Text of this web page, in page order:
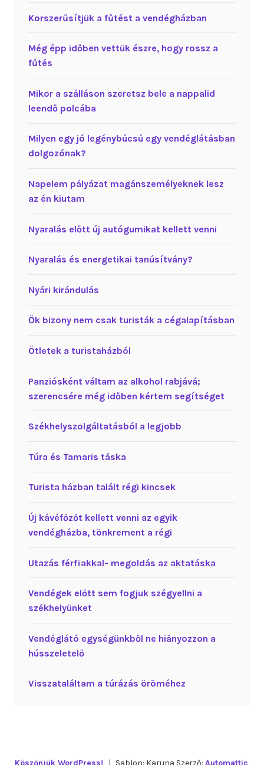
Korszerűsítjük a fűtést a vendégházban
Még épp időben vettük észre, hogy rossz a
fűtés
Mikor a szálláson szeretsz bele a nappalid
leendő polcába
Milyen egy jó legénybúcsú egy vendéglátásban
dolgozónak?
Napelem pályázat magánszemélyeknek lesz
az én kiutam
Nyaralás előtt új autógumikat kellett venni
Nyaralás és energetikai tanúsítvány?
Nyári kirándulás
Ők bizony nem csak turisták a cégalapításban
Ötletek a turistaházból
Panziósként váltam az alkohol rabjává;
szerencsére még időben kértem segítséget
Székhelyszolgáltatásból a legjobb
Túra és Tamaris táska
Turista házban talált régi kincsek
Új kávéfőzőt kellett venni az egyik
vendégházba, tönkrement a régi
Utazás férfiakkal- megoldás az aktatáska
Vendégek előtt sem fogjuk szégyellni a
székhelyünket
Vendéglátó egységünkből ne hiányozzon a
hússzeletelő
Visszataláltam a túrázás öröméhez